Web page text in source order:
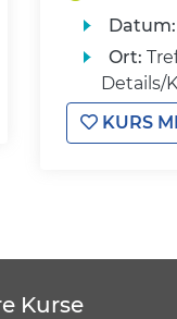
Datum:
Ort:
Details/
KURS
Kurse